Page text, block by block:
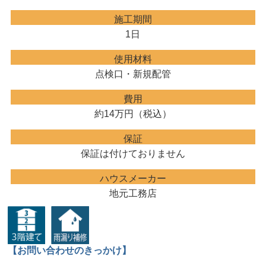
施工期間
1日
使用材料
点検口・新規配管
費用
約14万円（税込）
保証
保証は付けておりません
ハウスメーカー
地元工務店
【お問い合わせのきっかけ】